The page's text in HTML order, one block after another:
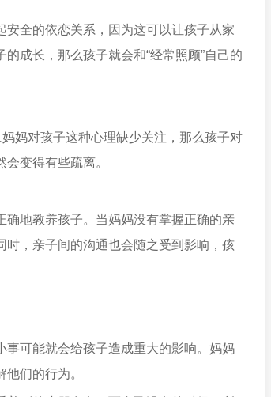
全的依恋关系，因为这可以让孩子从家
成长，那么孩子就会和“经常照顾”自己的
妈对孩子这种心理缺少关注，那么孩子对
变得有些疏离。
地教养孩子。当妈妈没有掌握正确的亲
，亲子间的沟通也会随之受到影响，孩
事可能就会给孩子造成重大的影响。妈妈
们的行为。